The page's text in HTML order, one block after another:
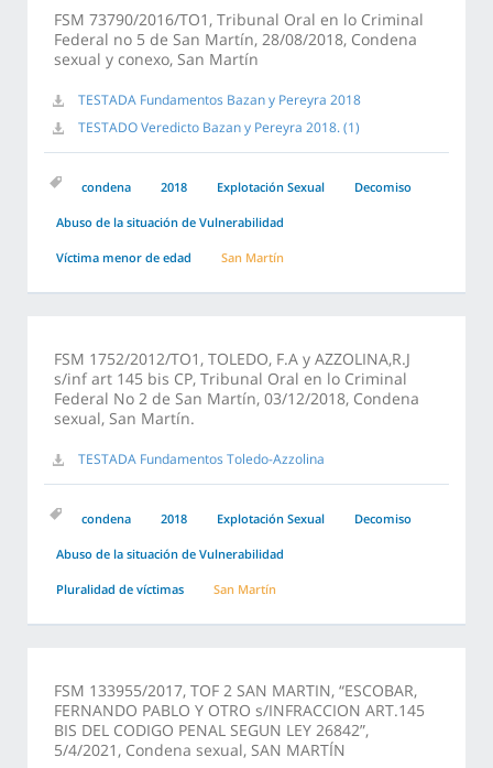
FSM 73790/2016/TO1, Tribunal Oral en lo Criminal
Federal no 5 de San Martín, 28/08/2018, Condena
sexual y conexo, San Martín
TESTADA Fundamentos Bazan y Pereyra 2018
TESTADO Veredicto Bazan y Pereyra 2018. (1)
condena 2018 Explotación Sexual Decomiso
Abuso de la situación de Vulnerabilidad
Víctima menor de edad San Martín
FSM 1752/2012/TO1, TOLEDO, F.A y AZZOLINA,R.J
s/inf art 145 bis CP, Tribunal Oral en lo Criminal
Federal No 2 de San Martín, 03/12/2018, Condena
sexual, San Martín.
TESTADA Fundamentos Toledo-Azzolina
condena 2018 Explotación Sexual Decomiso
Abuso de la situación de Vulnerabilidad
Pluralidad de víctimas San Martín
FSM 133955/2017, TOF 2 SAN MARTIN, “ESCOBAR,
FERNANDO PABLO Y OTRO s/INFRACCION ART.145
BIS DEL CODIGO PENAL SEGUN LEY 26842”,
5/4/2021, Condena sexual, SAN MARTÍN